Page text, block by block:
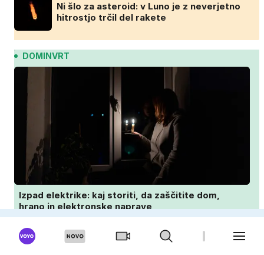
Ni šlo za asteroid: v Luno je z neverjetno
hitrostjo trčil del rakete
DOMINVRT
Izpad elektrike: kaj storiti, da zaščitite dom,
hrano in elektronske naprave
Zvezdnica med čiščenjem razkrila trend,
ki osvaja sodobne domove